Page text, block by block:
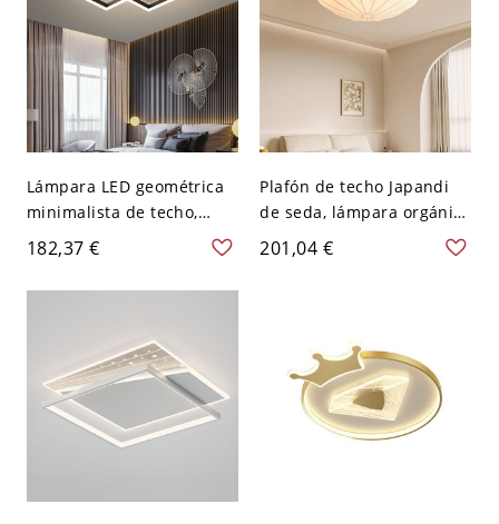
Lámpara LED geométrica
minimalista de techo,
plafón arquitectónico de
perfil bajo para
dormitorio y pasillo -
182,37 €
Plafón de techo Japandi
de seda, lámpara orgánica
acanalada tipo calabaza
con brillo suave y difuso -
201,04 €